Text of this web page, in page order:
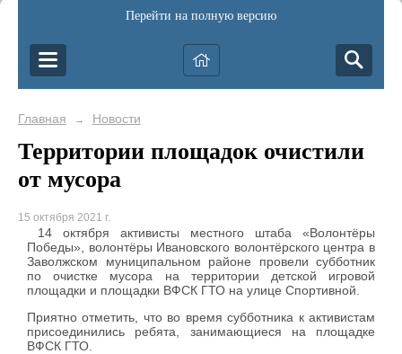
Перейти на полную версию
Главная → Новости
Территории площадок очистили
от мусора
15 октября 2021 г.
14 октября активисты местного штаба «Волонтёры
Победы», волонтёры Ивановского волонтёрского центра в
Заволжском муниципальном районе провели субботник
по очистке мусора на территории детской игровой
площадки и площадки ВФСК ГТО на улице Спортивной.
Приятно отметить, что во время субботника к активистам
присоединились ребята, занимающиеся на площадке
ВФСК ГТО.